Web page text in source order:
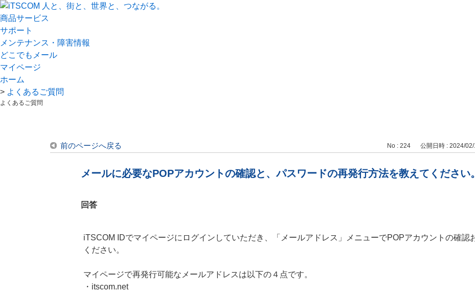
商品サービス
サポート
メンテナンス・障害情報
どこでもメール
マイページ
ホーム
> よくあるご質問
よくあるご質問
前のページへ戻る
No : 224 公開日時 : 2024/
メールに必要なPOPアカウントの確認と、パスワードの再発行方法を教えてください。
回答
iTSCOM IDでマイページにログインしていただき、「メールアドレス」メニューでPOPアカウントの確認
ください。
マイページで再発行可能なメールアドレスは以下の４点です。
・itscom.net